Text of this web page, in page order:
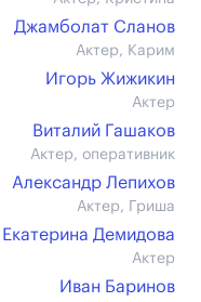
Джамболат Сланов
Актер, Карим
Игорь Жижикин
Актер
Виталий Гашаков
Актер, оперативник
Александр Лепихов
Актер, Гриша
Екатерина Демидова
Актер
Иван Баринов